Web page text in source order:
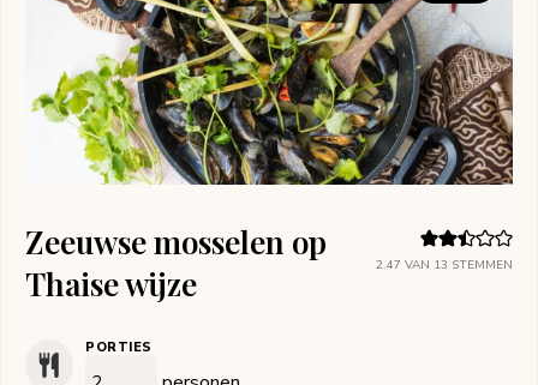
2.47 VAN 13 STEMMEN
Zeeuwse mosselen op
Thaise wijze
PORTIES